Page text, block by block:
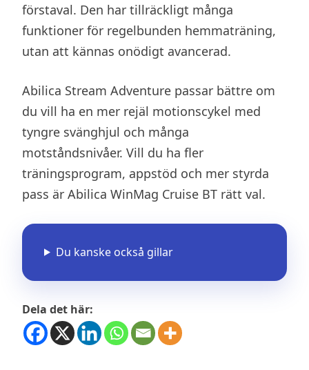
förstaval. Den har tillräckligt många
funktioner för regelbunden hemmaträning,
utan att kännas onödigt avancerad.
Abilica Stream Adventure passar bättre om
du vill ha en mer rejäl motionscykel med
tyngre svänghjul och många
motståndsnivåer. Vill du ha fler
träningsprogram, appstöd och mer styrda
pass är Abilica WinMag Cruise BT rätt val.
Du kanske också gillar
Dela det här: